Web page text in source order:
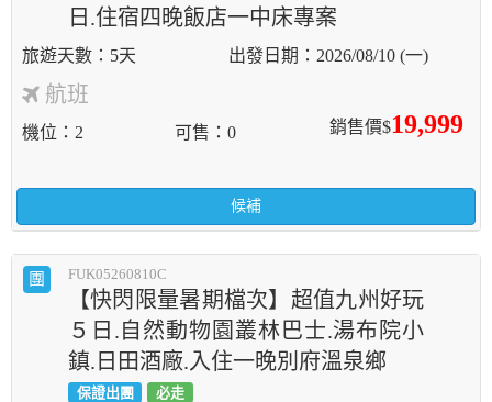
日.住宿四晚飯店一中床專案
5天 2026/08/10 (一)
航班
銷售價$19,999
機位 2 可售 0
候補
團 FUK05260810C
【快閃限量暑期檔次】超值九州好玩
５日.自然動物園叢林巴士.湯布院小
鎮.日田酒廠.入住一晚別府溫泉鄉
保證出團 必走